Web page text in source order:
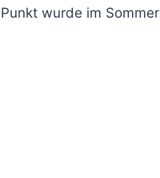
wurde im Sommer